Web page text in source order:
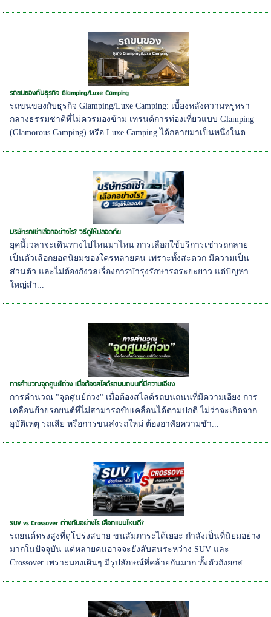
รถขนของกับธุรกิจ Glamping/Luxe Camping
รถขนของกับธุรกิจ Glamping/Luxe Camping: เบื้องหลังความหรูหรา
กลางธรรมชาติที่ไม่ควรมองข้าม เทรนด์การท่องเที่ยวแบบ Glamping
(Glamorous Camping) หรือ Luxe Camping ได้กลายมาเป็นหนึ่งในต...
บริษัทรถเช่าเลือกอย่างไร? วิธีดูให้ปลอดภัย
ยุคนี้เวลาจะเดินทางไปไหนมาไหน การเลือกใช้บริการเช่ารถกลาย
เป็นตัวเลือกยอดนิยมของใครหลายคน เพราะทั้งสะดวก มีความเป็น
ส่วนตัว และไม่ต้องกังวลเรื่องการบำรุงรักษารถระยะยาว แต่ปัญหา
ใหญ่สำ...
การคำนวณจุดศูนย์ถ่วง เมื่อต้องสไลด์รถบนถนนที่มีความเอียง
การคำนวณ "จุดศูนย์ถ่วง" เมื่อต้องสไลด์รถบนถนนที่มีความเอียง การ
เคลื่อนย้ายรถยนต์ที่ไม่สามารถขับเคลื่อนได้ตามปกติ ไม่ว่าจะเกิดจาก
อุบัติเหตุ รถเสีย หรือการขนส่งรถใหม่ ต้องอาศัยความชำ...
SUV vs Crossover ต่างกันอย่างไร เลือกแบบไหนดี?
รถยนต์ทรงสูงที่ดูโปร่งสบาย ขนสัมภาระได้เยอะ กำลังเป็นที่นิยมอย่าง
มากในปัจจุบัน แต่หลายคนอาจจะยังสับสนระหว่าง SUV และ
Crossover เพราะมองเผินๆ มีรูปลักษณ์ที่คล้ายกันมาก ทั้งตัวถังยกส...